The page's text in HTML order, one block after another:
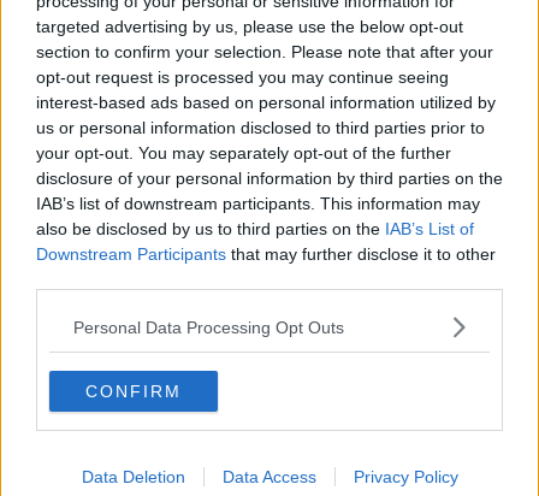
targeted advertising by us, please use the below opt-out
section to confirm your selection. Please note that after your
opt-out request is processed you may continue seeing
interest-based ads based on personal information utilized by
us or personal information disclosed to third parties prior to
your opt-out. You may separately opt-out of the further
disclosure of your personal information by third parties on the
IAB’s list of downstream participants. This information may
also be disclosed by us to third parties on the IAB’s List of
Downstream Participants that may further disclose it to other
Personal Data Processing Opt Outs
CONFIRM
Data Deletion Data Access Privacy Policy
Dopo aver concluso il suo percorso di studi nella primavera del
2026, Mattia Gemelli ha rinnovato la sua disponibilità alla
amministrazione comunale, che lo ha così riportato alla presidenza
del Consiglio comunale nella sua ultima seduta.
“Ringrazio Mattia per non aver mai fatto mancare la sua presenza
– ha commentato il sindaco Tiziano Nocentini - la sua esperienza in
un ruolo così delicato e fondamentale, nonostante la giovane età,
sarà un supporto fondamentale per tutto il consiglio comunale di
Portoferraio”.
"Nel corso della seduta di ieri, sono stato (ri)eletto presidente del
consiglio comunale di Portoferraio. - ha scritto su Facebook Mattia
Gemelli - Mi corre l’obbligo di ringraziare anzitutto il sindaco e la
giunta per avermi indicato, i colleghi consiglieri per avermi votato e
anche chi, legittimamente, ha deciso di non esprimersi. Sento tutta
rappresentanza dell’ente, che trova nella neutralità e nella